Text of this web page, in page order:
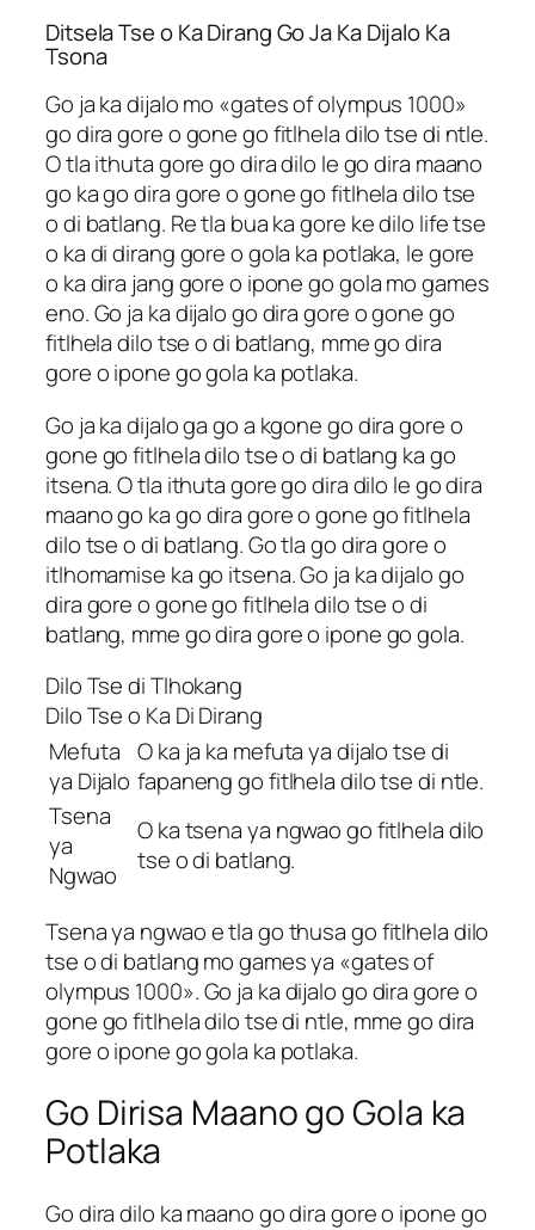
Ditsela Tse o Ka Dirang Go Ja Ka Dijalo Ka
Tsona
Go ja ka dijalo mo «gates of olympus 1000»
go dira gore o gone go fitlhela dilo tse di ntle.
O tla ithuta gore go dira dilo le go dira maano
go ka go dira gore o gone go fitlhela dilo tse
o di batlang. Re tla bua ka gore ke dilo life tse
o ka di dirang gore o gola ka potlaka, le gore
o ka dira jang gore o ipone go gola mo games
eno. Go ja ka dijalo go dira gore o gone go
fitlhela dilo tse o di batlang, mme go dira
gore o ipone go gola ka potlaka.
Go ja ka dijalo ga go a kgone go dira gore o
gone go fitlhela dilo tse o di batlang ka go
itsena. O tla ithuta gore go dira dilo le go dira
maano go ka go dira gore o gone go fitlhela
dilo tse o di batlang. Go tla go dira gore o
itlhomamise ka go itsena. Go ja ka dijalo go
dira gore o gone go fitlhela dilo tse o di
batlang, mme go dira gore o ipone go gola.
Dilo Tse di Tlhokang
Dilo Tse o Ka Di Dirang
Mefuta
ya Dijalo
O ka ja ka mefuta ya dijalo tse di
fapaneng go fitlhela dilo tse di ntle.
Tsena
ya
Ngwao
O ka tsena ya ngwao go fitlhela dilo
tse o di batlang.
Tsena ya ngwao e tla go thusa go fitlhela dilo
tse o di batlang mo games ya «gates of
olympus 1000». Go ja ka dijalo go dira gore o
gone go fitlhela dilo tse di ntle, mme go dira
gore o ipone go gola ka potlaka.
Go Dirisa Maano go Gola ka
Potlaka
Go dira dilo ka maano go dira gore o ipone go